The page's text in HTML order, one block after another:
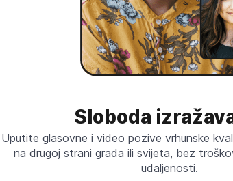
Sloboda
Uputite glasovne i video pozive vrhunske
na drugoj strani grada ili svijeta, bez
udaljenosti.